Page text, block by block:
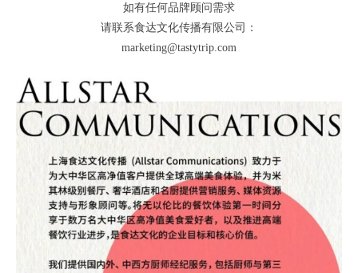
如有任何品牌顾问需求
请联系食达文化传播有限公司：
marketing@tastytrip.com